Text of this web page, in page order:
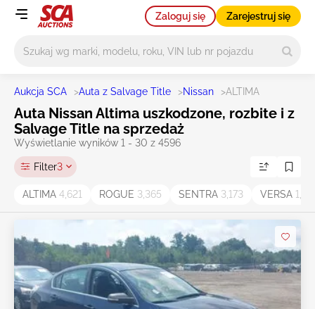
Zaloguj się Zarejestruj się
Aukcja SCA >Auta z Salvage Title >Nissan >ALTIMA
Auta Nissan Altima uszkodzone, rozbite i z
Salvage Title na sprzedaż
Wyświetlanie wyników 1 - 30 z 4596
Filter3
ALTIMA 4,621 ROGUE 3,365 SENTRA 3,173 VERSA